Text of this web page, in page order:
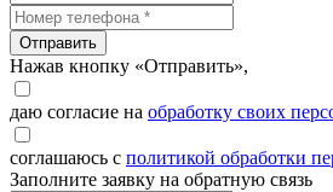
Отправить
Нажав кнопку «Отправить»,
даю согласие на обработку своих
соглашаюсь с политикой обработки
Заполните заявку на обратную связь